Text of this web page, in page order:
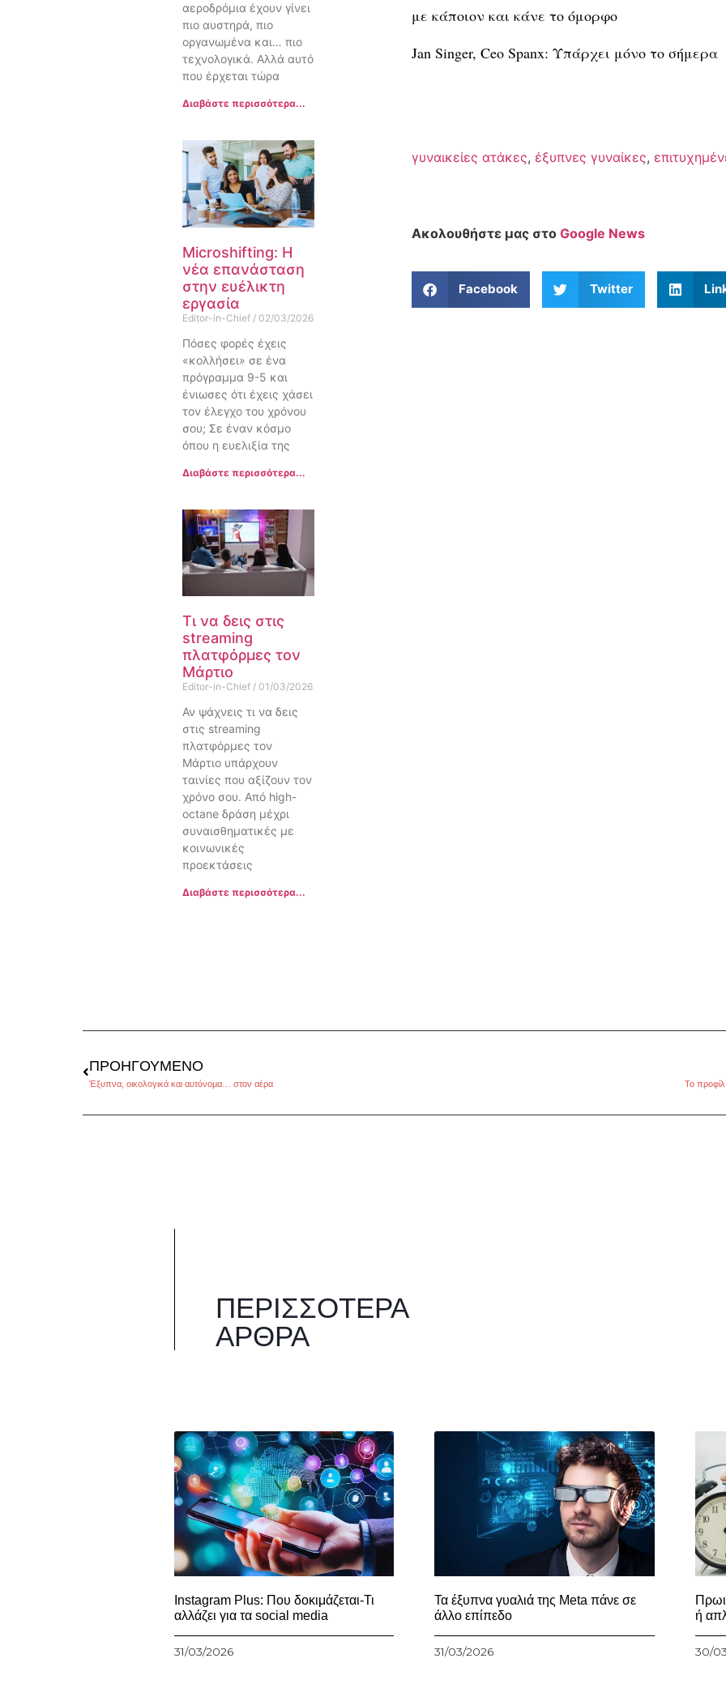
αεροδρόμια έχουν γίνει
πιο αυστηρά, πιο
οργανωμένα και… πιο
τεχνολογικά. Αλλά αυτό
που έρχεται τώρα
Διαβάστε περισσότερα...
Microshifting: Η
νέα επανάσταση
στην ευέλικτη
εργασία
Editor-in-Chief 02/03/2026
Πόσες φορές έχεις
«κολλήσει» σε ένα
πρόγραμμα 9-5 και
ένιωσες ότι έχεις χάσει
τον έλεγχο του χρόνου
σου; Σε έναν κόσμο
όπου η ευελιξία της
Διαβάστε περισσότερα...
Τι να δεις στις
streaming
πλατφόρμες τον
Μάρτιο
Editor-in-Chief 01/03/2026
Αν ψάχνεις τι να δεις
στις streaming
πλατφόρμες τον
Μάρτιο υπάρχουν
ταινίες που αξίζουν τον
χρόνο σου. Από high-
octane δράση μέχρι
συναισθηματικές με
κοινωνικές
προεκτάσεις
Διαβάστε περισσότερα...
με κάποιον και κάνε το όμορφο
Jan Singer, Ceo Spanx: Υπάρχει μόνο το σήμερα
γυναικείες ατάκες, έξυπνες γυναίκες,
Ακολουθήστε μας στο Google News
Facebook Twitter
ΠΡΟΗΓΟΎΜΕΝΟ
Έξυπνα, οικολογικά και αυτόνομα… στον αέρα Το
ΠΕΡΙΣΣΌΤΕΡΑ
ΆΡΘΡΑ
Instagram Plus: Που δοκιμάζεται-Τι
αλλάζει για τα social media
31/03/2026
Τα έξυπνα γυαλιά της Meta πάνε σε
άλλο επίπεδο
31/03/2026
ή
30/